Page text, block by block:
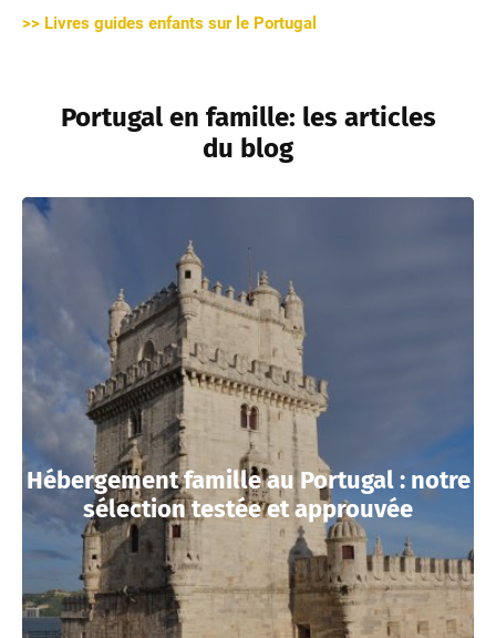
>> Livres guides enfants sur le Portugal
Portugal en famille: les articles
du blog
Hébergement famille au Portugal : notre
sélection testée et approuvée